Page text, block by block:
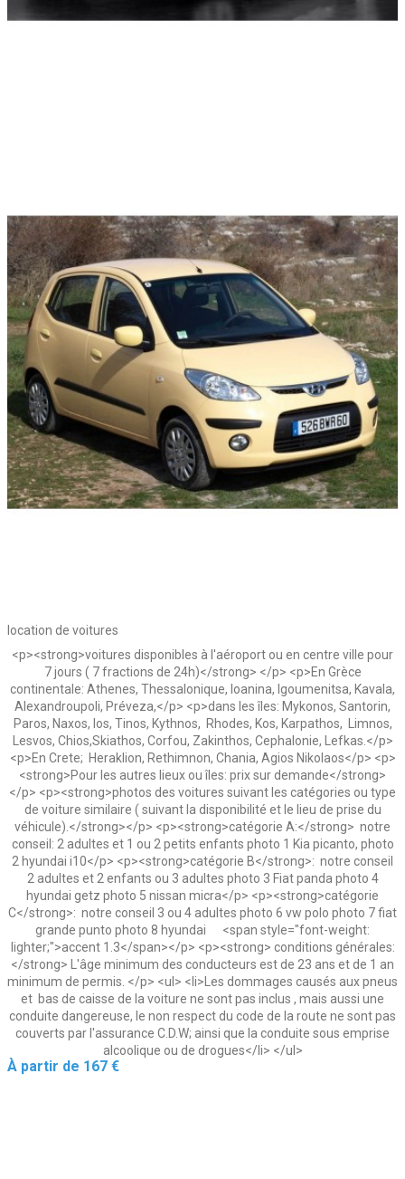
location de voitures
<p><strong>voitures disponibles à l'aéroport ou en centre ville pour
7 jours ( 7 fractions de 24h)</strong> </p> <p>En Grèce
continentale: Athenes, Thessalonique, Ioanina, Igoumenitsa, Kavala,
Alexandroupoli, Préveza,</p> <p>dans les îles: Mykonos, Santorin,
Paros, Naxos, Ios, Tinos, Kythnos, Rhodes, Kos, Karpathos, Limnos,
Lesvos, Chios,Skiathos, Corfou, Zakinthos, Cephalonie, Lefkas.</p>
<p>En Crete; Heraklion, Rethimnon, Chania, Agios Nikolaos</p> <p>
<strong>Pour les autres lieux ou îles: prix sur demande</strong>
</p> <p><strong>photos des voitures suivant les catégories ou type
de voiture similaire ( suivant la disponibilité et le lieu de prise du
véhicule).</strong></p> <p><strong>catégorie A:</strong> notre
conseil: 2 adultes et 1 ou 2 petits enfants photo 1 Kia picanto, photo
2 hyundai i10</p> <p><strong>catégorie B</strong>: notre conseil
2 adultes et 2 enfants ou 3 adultes photo 3 Fiat panda photo 4
hyundai getz photo 5 nissan micra</p> <p><strong>catégorie
C</strong>: notre conseil 3 ou 4 adultes photo 6 vw polo photo 7 fiat
grande punto photo 8 hyundai <span style="font-weight:
lighter;">accent 1.3</span></p> <p><strong> conditions générales:
</strong> L'âge minimum des conducteurs est de 23 ans et de 1 an
minimum de permis. </p> <ul> <li>Les dommages causés aux pneus
et bas de caisse de la voiture ne sont pas inclus , mais aussi une
conduite dangereuse, le non respect du code de la route ne sont pas
couverts par l'assurance C.D.W; ainsi que la conduite sous emprise
alcoolique ou de drogues</li> </ul>
Prix
À partir de 167 €